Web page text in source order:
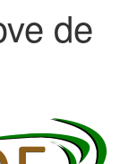
de